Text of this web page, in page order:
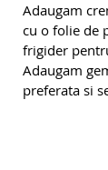
Adaugam
cu o folie de
frigider
Adaugam
preferata si